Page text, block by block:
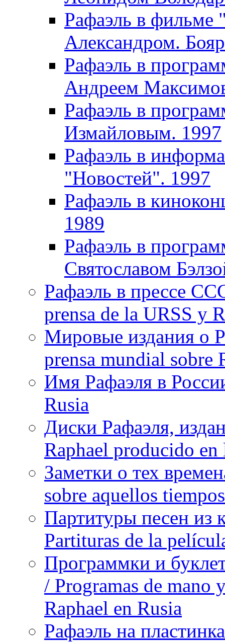
Рафаэль в фильме
Александром.
Рафаэль в
Андреем
Рафаэль в
Измайловым. 1997
Рафаэль в
"Новостей". 1997
Рафаэль в
1989
Рафаэль в
Святославом
Рафаэль в прессе
prensa de la URSS y
Мировые издания о
prensa mundial sobre
Имя Рафаэля в
Rusia
Диски Рафаэля,
Raphael producido en
Заметки о тех
sobre aquellos
Партитуры песен из
Partituras de la
Программки и
/ Programas de mano
Raphael en Rusia
Рафаэль на